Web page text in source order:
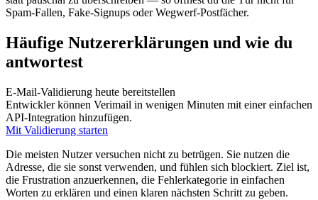
Spam‑Fallen, Fake‑Signups oder Wegwerf‑Postfächer.
Häufige Nutzererklärungen und wie du
antwortest
E‑Mail‑Validierung heute bereitstellen
Entwickler können Verimail in wenigen Minuten mit einer einfachen
API‑Integration hinzufügen.
Mit Validierung starten
Die meisten Nutzer versuchen nicht zu betrügen. Sie nutzen die
Adresse, die sie sonst verwenden, und fühlen sich blockiert. Ziel ist,
die Frustration anzuerkennen, die Fehlerkategorie in einfachen
Worten zu erklären und einen klaren nächsten Schritt zu geben.